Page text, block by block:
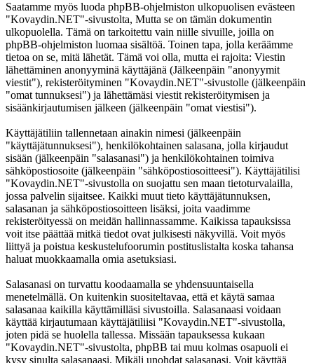
Saatamme myös luoda phpBB-ohjelmiston ulkopuolisen evästeen
"Kovaydin.NET"-sivustolta, Mutta se on tämän dokumentin
ulkopuolella. Tämä on tarkoitettu vain niille sivuille, joilla on
phpBB-ohjelmiston luomaa sisältöä. Toinen tapa, jolla keräämme
tietoa on se, mitä lähetät. Tämä voi olla, mutta ei rajoita: Viestin
lähettäminen anonyyminä käyttäjänä (Jälkeenpäin "anonyymit
viestit"), rekisteröityminen "Kovaydin.NET"-sivustolle (jälkeenpäin
"omat tunnuksesi") ja lähettämäsi viestit rekisteröitymisen ja
sisäänkirjautumisen jälkeen (jälkeenpäin "omat viestisi").
Käyttäjätiliin tallennetaan ainakin nimesi (jälkeenpäin
"käyttäjätunnuksesi"), henkilökohtainen salasana, jolla kirjaudut
sisään (jälkeenpäin "salasanasi") ja henkilökohtainen toimiva
sähköpostiosoite (jälkeenpäin "sähköpostiosoitteesi"). Käyttäjätilisi
"Kovaydin.NET"-sivustolla on suojattu sen maan tietoturvalailla,
jossa palvelin sijaitsee. Kaikki muut tieto käyttäjätunnuksen,
salasanan ja sähköpostiosoitteen lisäksi, joita vaadimme
rekisteröityessä on meidän hallinnassamme. Kaikissa tapauksissa
voit itse päättää mitkä tiedot ovat julkisesti näkyvillä. Voit myös
liittyä ja poistua keskustelufoorumin postituslistalta koska tahansa
haluat muokkaamalla omia asetuksiasi.
Salasanasi on turvattu koodaamalla se yhdensuuntaisella
menetelmällä. On kuitenkin suositeltavaa, että et käytä samaa
salasanaa kaikilla käyttämilläsi sivustoilla. Salasanaasi voidaan
käyttää kirjautumaan käyttäjätiliisi "Kovaydin.NET"-sivustolla,
joten pidä se huolella tallessa. Missään tapauksessa kukaan
"Kovaydin.NET"-sivustolta, phpBB tai muu kolmas osapuoli ei
kysy sinulta salasanaasi. Mikäli unohdat salasanasi. Voit käyttää